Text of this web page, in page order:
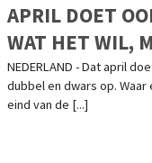
APRIL DOET
WAT HET WIL,
NEDERLAND - Dat april
dubbel en dwars op.
eind van de [...]